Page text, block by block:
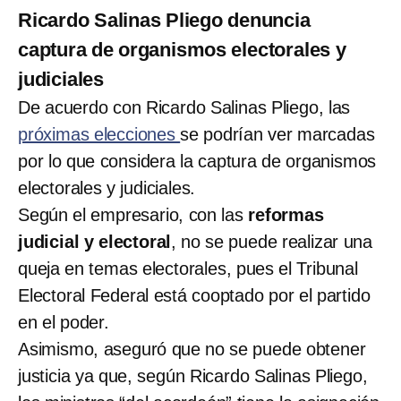
Ricardo Salinas Pliego denuncia
captura de organismos electorales y
judiciales
De acuerdo con Ricardo Salinas Pliego, las
próximas eleccionesse podrían ver marcadas
por lo que considera la captura de organismos
electorales y judiciales.
Según el empresario, con lasreformas
judicial y electoral , no se puede realizar una
queja en temas electorales, pues el Tribunal
Electoral Federal está cooptado por el partido
en el poder.
Asimismo, aseguró que no se puede obtener
justicia ya que, según Ricardo Salinas Pliego,